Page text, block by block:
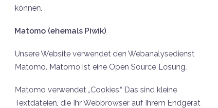
können.
Matomo (ehemals Piwik)
Unsere Website verwendet den Webanalysedienst
Matomo. Matomo ist eine Open Source Lösung.
Matomo verwendet „Cookies.“ Das sind kleine
Textdateien, die Ihr Webbrowser auf Ihrem Endgerät